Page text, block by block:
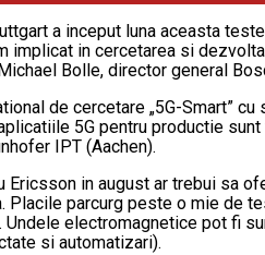
Contacta inceput luna aceasta
implicat in cercetarea si
Bolle, director general
de cercetare „5G-Smart”
5G pentru productie
IPT (Aachen).
in august ar trebui sa
parcurg peste o mie de
electromagnetice pot fi
si automatizari).